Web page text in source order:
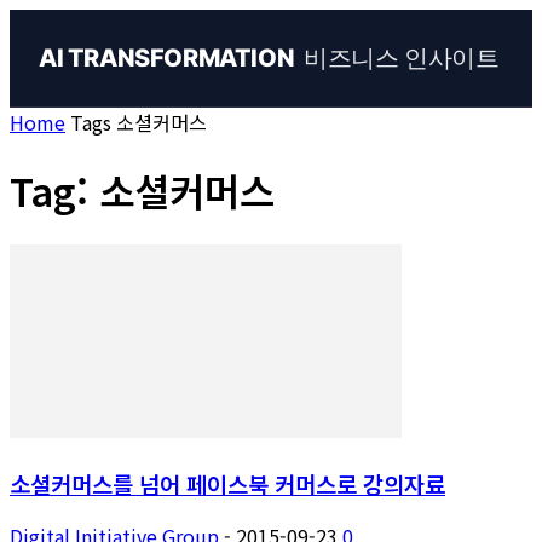
AI TRANSFORMATION 비즈니스 인사이트
Home Tags 소셜커머스
Tag: 소셜커머스
소셜커머스를 넘어 페이스북 커머스로 강의자료